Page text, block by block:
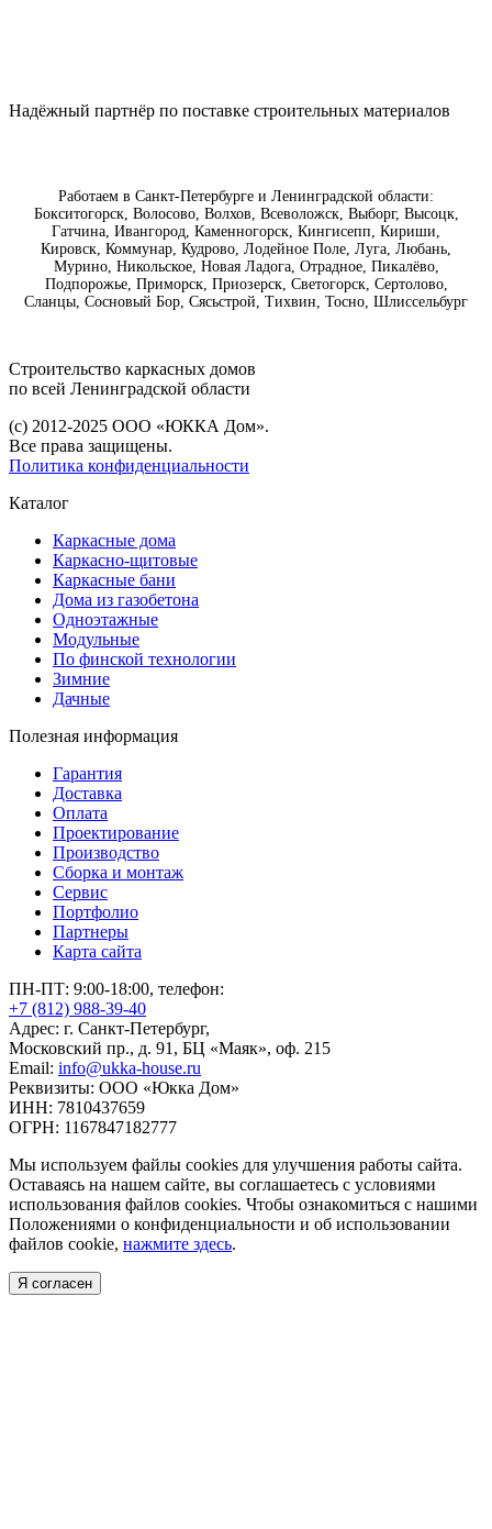
Надëжный партнёр по поставке строительных материалов
Работаем в Санкт-Петербурге и Ленинградской области:
Бокситогорск, Волосово, Волхов, Всеволожск, Выборг, Высоцк,
Гатчина, Ивангород, Каменногорск, Кингисепп, Кириши,
Кировск, Коммунар, Кудрово, Лодейное Поле, Луга, Любань,
Мурино, Никольское, Новая Ладога, Отрадное, Пикалёво,
Подпорожье, Приморск, Приозерск, Светогорск, Сертолово,
Сланцы, Сосновый Бор, Сясьстрой, Тихвин, Тосно, Шлиссельбург
Строительство каркасных дoмoв
по всей Ленинградской области
(с) 2012-2025 ООО «ЮККА Дoм».
Все права защищены.
Политика конфиденциальности
Каталог
Каркасные дома
Каркасно-щитовые
Каркасные бани
Дома из газобетона
Одноэтажные
Модульные
По финской технологии
Зимние
Дачные
Полезная информация
Гарантия
Доставка
Оплата
Проектирование
Производство
Сборка и монтаж
Сервис
Портфолио
Партнеры
Карта сайта
ПН-ПТ: 9:00-18:00, телефон:
+7 (812) 988-39-40
Адрес: г. Санкт-Петербург,
Московский пр., д. 91, БЦ «Маяк», оф. 215
Email: info@ukka-house.ru
Реквизиты: ООО «Юкка Дoм»
ИНН: 7810437659
ОГРН: 1167847182777
Мы используем файлы cookies для улучшения работы сайта.
Оставаясь на нашем сайте, вы соглашаетесь с условиями
использования файлов cookies. Чтобы ознакомиться с нашими
Положениями о конфиденциальности и об использовании
файлов cookie, нажмите здесь.
Я согласен